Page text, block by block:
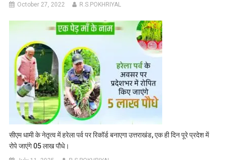
October 27, 2022 R.S.POKHRIYAL
सीएम धामी के नेतृत्व में हरेला पर्व पर रिकॉर्ड बनाएगा उत्तराखंड, एक ही दिन पूरे प्रदेश में
रोपे जाएंगे 05 लाख पौधे।